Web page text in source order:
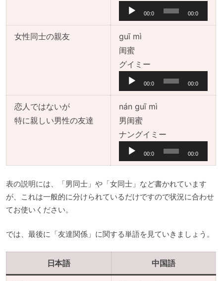
プ
ヤ
00:0
0
00:0
0
女性同士の親友
guī mì
闺蜜
グイミー音
プ
レ
ヤ
00:0
0
00:0
0
恋人ではないが
特に親しい男性の友達
nán guī mì
男闺蜜
ナングイミー音
声
プ
ー
ヤ
00:0
0
00:0
0
表の説明には、「男同士」や「女同士」など書かれています
が、これは一般的に分けられているだけですので状況に合わせ
てお使いください。
では、最後に「友達関係」に関する単語を見ていきましょう。
日本語 中国語